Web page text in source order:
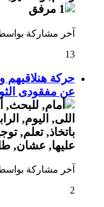
آخر مشاركة
13
حركة هنلاقيهم
عن مفقودى
آخر مشاركة
2